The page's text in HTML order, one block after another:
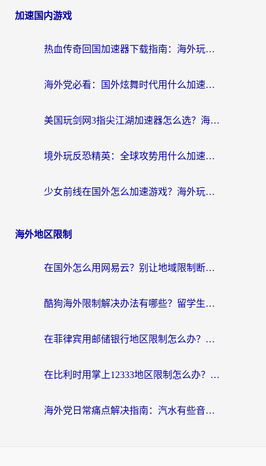
加速国内游戏
热血传奇回国加速器下载指南：海外玩家如何流畅砍怪不卡顿？
海外党必看：国外炫舞时代用什么加速器比较好？解决延迟卡顿的终极方案
美国玩剑网3指尖江湖加速器怎么选？海外党亲测避坑指南
境外玩反恐精英：全球攻势用什么加速器？2026海外玩家亲测实用指南
少女前线在国外怎么加速游戏？海外玩家必看的国服游戏畅玩指南
海外地区限制
在国外怎么用网易云？别让地域限制断了你的中文歌单——附听书社交定位解决方案
酷狗海外限制解决办法有哪些？留学生亲测有效的回国加速指南
在菲律宾用邮储银行地区限制怎么办？海外华人必看的回国加速解决方案
在比利时用掌上12333地区限制怎么办？海外华人亲测有效的回国加速方案
海外党日常痛点解决指南：汽水有些音乐在国外无法播放怎么办？